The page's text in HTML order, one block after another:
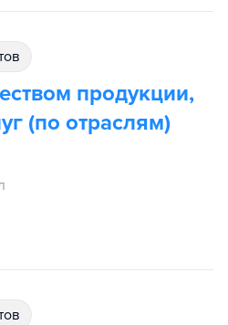
продукции,
(по отраслям)